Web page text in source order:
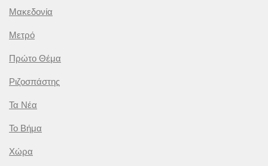
Μακεδονία
Μετρό
Πρώτο Θέμα
Ριζοσπάστης
Τα Νέα
Το Βήμα
Χώρα